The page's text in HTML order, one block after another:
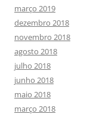
março 2019
dezembro 2018
novembro 2018
agosto 2018
julho 2018
junho 2018
maio 2018
março 2018